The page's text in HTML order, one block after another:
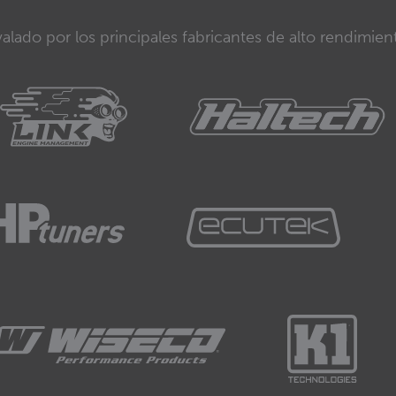
por los principales fabricantes de alto